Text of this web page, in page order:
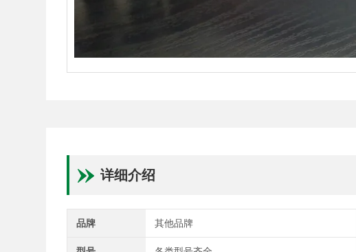
详细介绍
品牌 其他品牌